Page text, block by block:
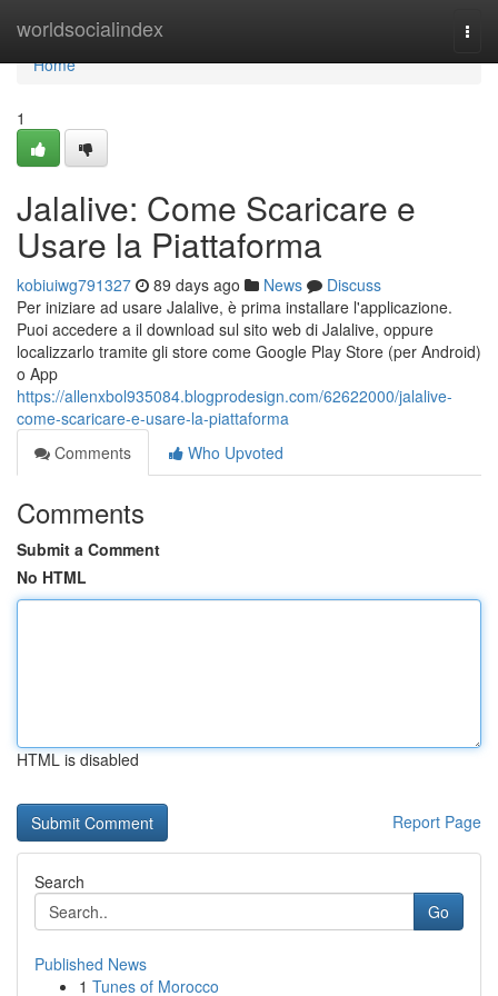
worldsocialindex
Home
Home
1
Jalalive: Come Scaricare e
Usare la Piattaforma
kobiuiwg791327 89 days ago News
Discuss
Per iniziare ad usare Jalalive, è prima installare l'applicazione.
Puoi accedere a il download sul sito web di Jalalive, oppure
localizzarlo tramite gli store come Google Play Store (per Android)
o App
https://allenxbol935084.blogprodesign.com/62622000/jalalive-
come-scaricare-e-usare-la-piattaforma
Comments
Who Upvoted
Comments
Submit a Comment
No HTML
HTML is disabled
Report Page
Search
Go
Published News
1 Tunes of Morocco